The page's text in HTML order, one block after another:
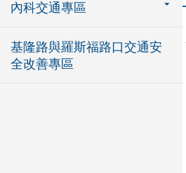
內科交通專區
基隆路與羅斯福路口交通安
全改善專區